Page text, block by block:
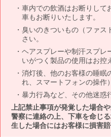
車内での飲酒はお断りして
車もお断りいたします。
臭いのきついもの（ファス
さい。
ヘアスプレーや制汗スプレ
いがつく製品の使用はお控
消灯後、他のお客様の睡眠
れ、スマートフォンの操作
暴力行為など、その他迷惑
上記禁止事項が発覚した場合
警察に連絡の上、下車を命じ
生した場合にはお客様に損害